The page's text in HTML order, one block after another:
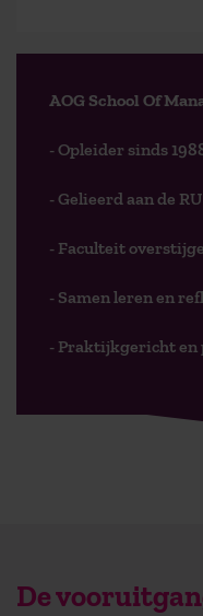
AOG School Of
- Opleider sinds
- Gelieerd aan de
- Faculteit
- Samen leren en
- Praktijkgericht en
De